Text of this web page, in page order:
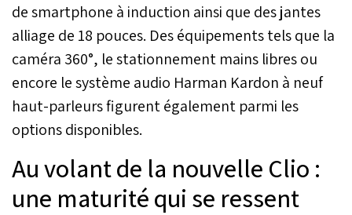
de smartphone à induction ainsi que des jantes
alliage de 18 pouces. Des équipements tels que la
caméra 360°, le stationnement mains libres ou
encore le système audio Harman Kardon à neuf
haut-parleurs figurent également parmi les
options disponibles.
Au volant de la nouvelle Clio :
une maturité qui se ressent